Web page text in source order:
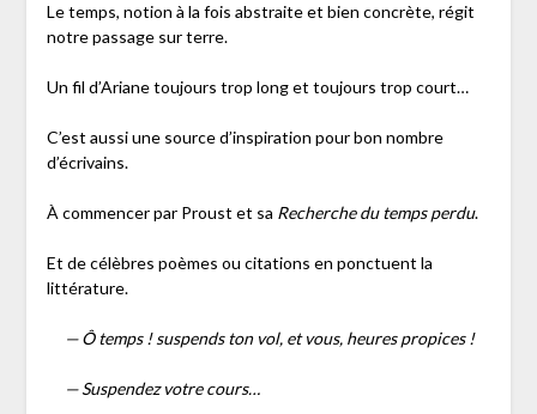
Le temps, notion à la fois abstraite et bien concrète, régit
notre passage sur terre.
Un fil d’Ariane toujours trop long et toujours trop court…
C’est aussi une source d’inspiration pour bon nombre
d’écrivains.
À commencer par Proust et sa Recherche du temps perdu.
Et de célèbres poèmes ou citations en ponctuent la
littérature.
— Ô temps ! suspends ton vol, et vous, heures propices !
— Suspendez votre cours…